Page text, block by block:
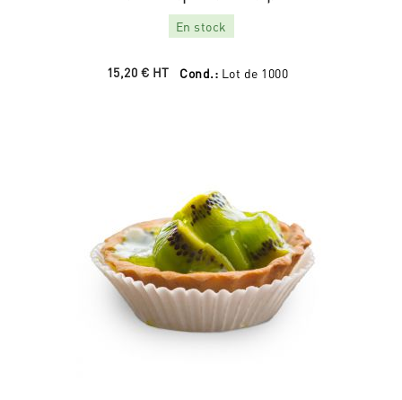
En stock
15,20 € HT Cond.: Lot de 1000